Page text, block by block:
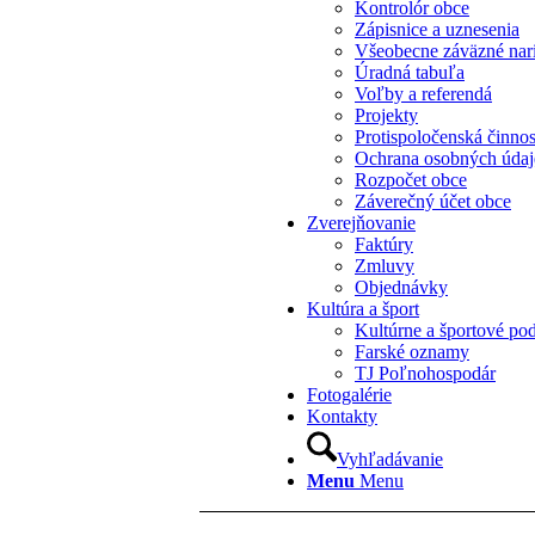
Kontrolór obce
Zápisnice a uznesenia
Všeobecne záväzné
Úradná tabuľa
Voľby a referendá
Projekty
Protispoločenská
Ochrana osobných
Rozpočet obce
Záverečný účet obce
Zverejňovanie
Faktúry
Zmluvy
Objednávky
Kultúra a šport
Kultúrne a športové
Farské oznamy
TJ Poľnohospodár
Fotogalérie
Kontakty
Vyhľadávanie
Menu Menu